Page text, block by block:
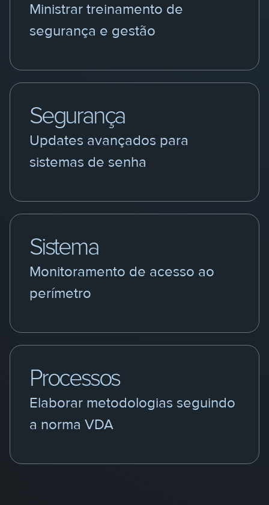
Ministrar treinamento de
segurança e gestão
Segurança
Updates avançados para
sistemas de senha
Sistema
Monitoramento de acesso ao
perímetro
Processos
Elaborar metodologias seguindo
a norma VDA